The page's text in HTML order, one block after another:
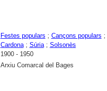
Festes populars ; Cançons populars ;
Cardona; Súria; Solsonès
1900 - 1950
Arxiu Comarcal del Bages